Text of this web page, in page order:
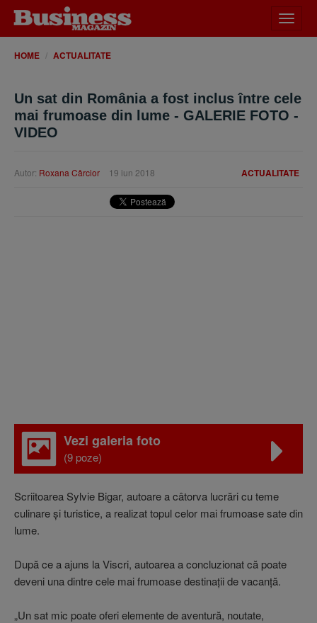
meniu
HOME ACTUALITATE
Un sat din România a fost inclus între cele
mai frumoase din lume - GALERIE FOTO -
VIDEO
ACTUALITATE
Autor: Roxana Cârcior 19 iun 2018
Vezi galeria foto
(9 poze)
Scriitoarea Sylvie Bigar, autoare a câtorva lucrări cu teme
culinare şi turistice, a realizat topul celor mai frumoase sate din
lume.
După ce a ajuns la Viscri, autoarea a concluzionat că poate
deveni una dintre cele mai frumoase destinaţii de vacanţă.
„Un sat mic poate oferi elemente de aventură, noutate,